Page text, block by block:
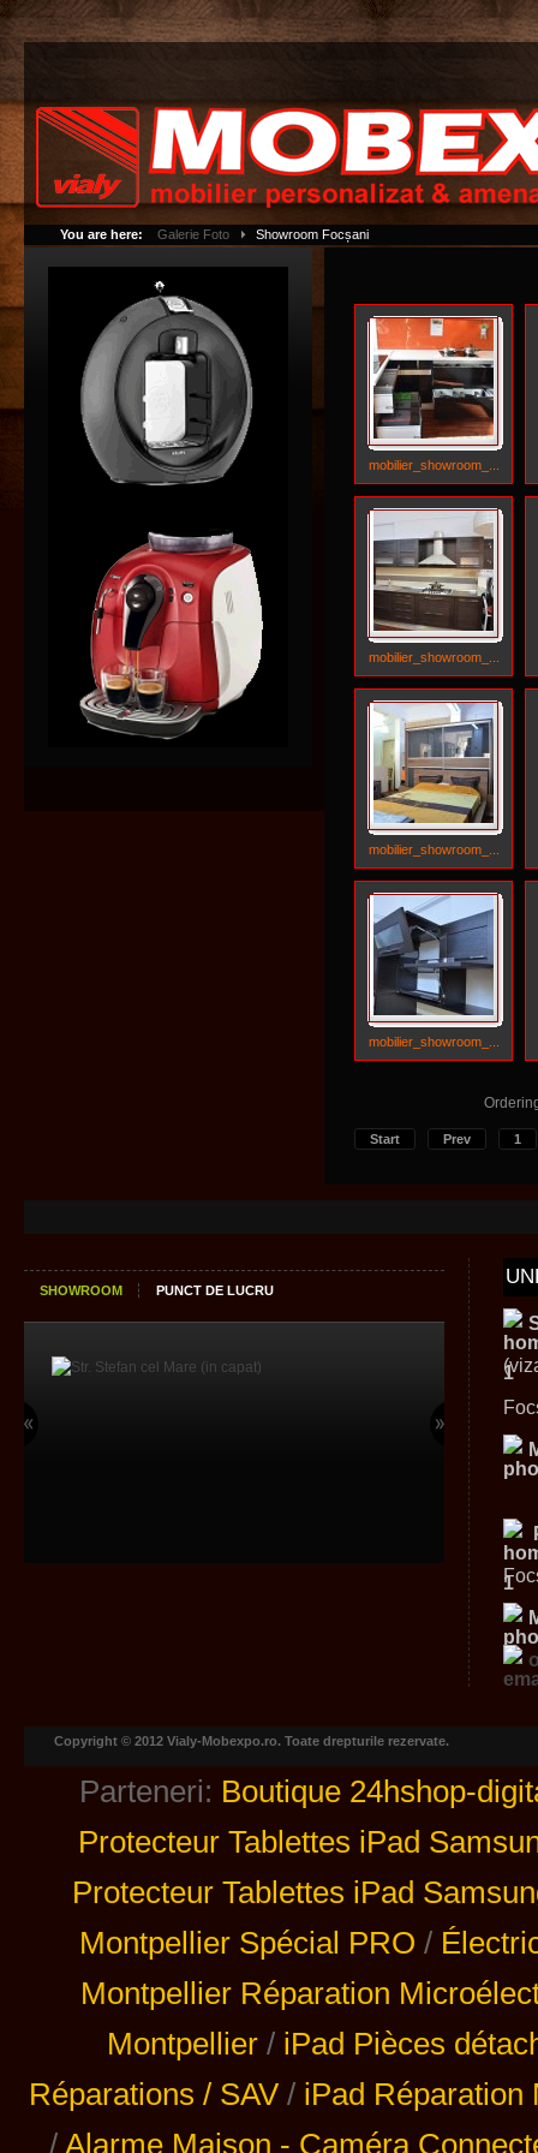
You are here: Galerie Foto Showroom Focșani
mobilier_showroom_...
mobilier_showroom_...
mobilier_showroom_...
mobilier_showroom_...
Start Prev 1
SHOWROOM PUNCT DE LUCRU
Copyright © 2012 Vialy-Mobexpo.ro. Toate drepturile rezervate.
Parteneri: Boutique 24hshop-
Protecteur Tablettes iPad
Protecteur Tablettes iPad
Montpellier Spécial PRO /
Montpellier Réparation
Montpellier / iPad Pièces
Réparations / SAV / iPad Réparation
/ Alarme Maison - Caméra